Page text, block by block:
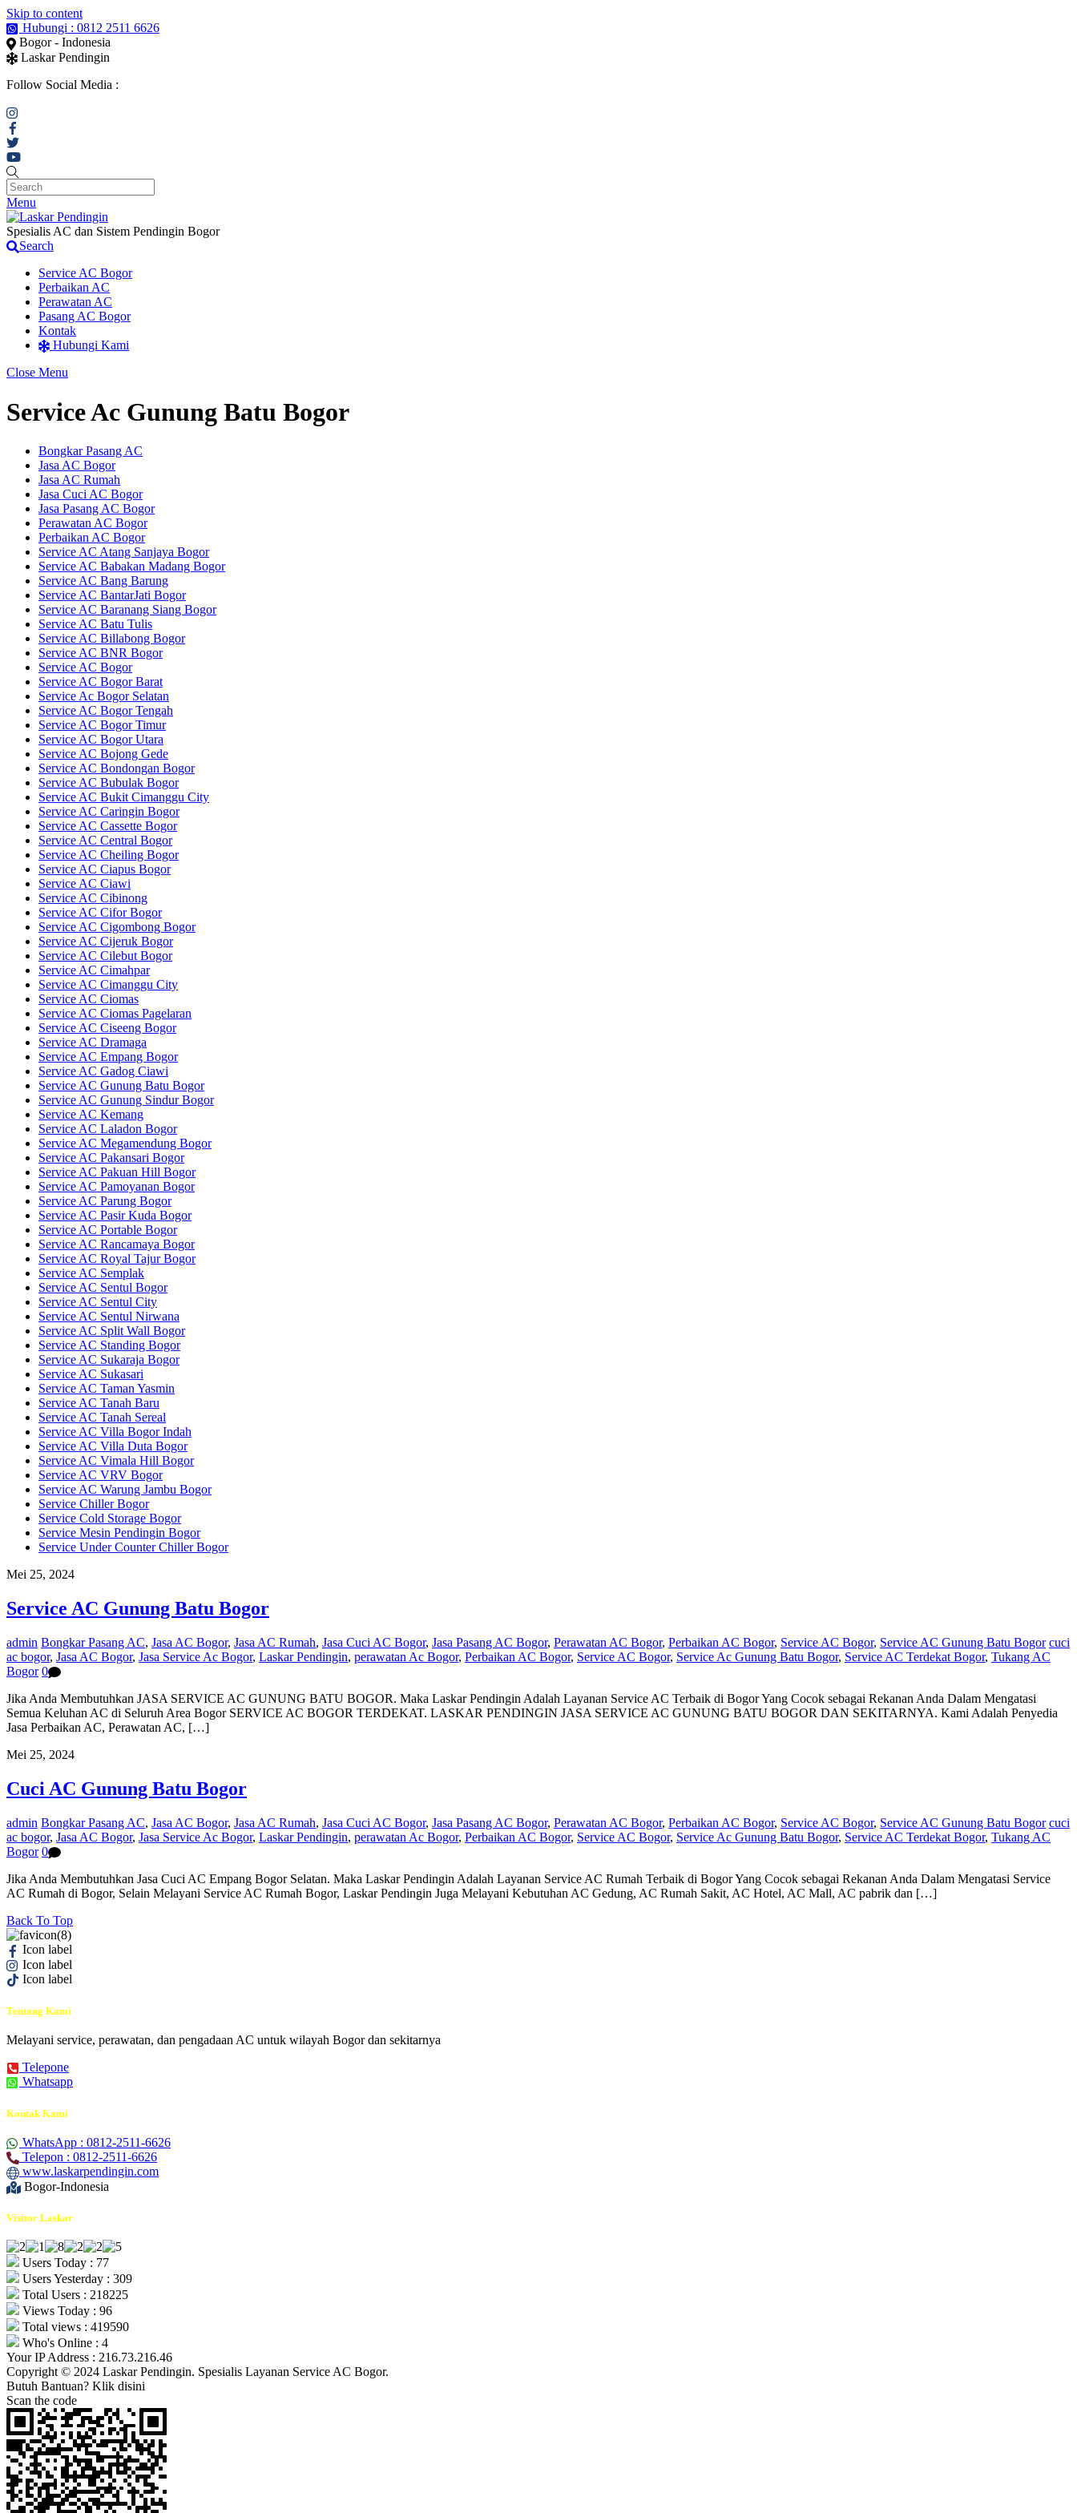
Skip to content
Hubungi : 0812 2511 6626
Bogor - Indonesia
Laskar Pendingin
Follow Social Media :
Menu
Spesialis AC dan Sistem Pendingin Bogor
Search
Service AC Bogor
Perbaikan AC
Perawatan AC
Pasang AC Bogor
Kontak
Hubungi Kami
Close Menu
Service Ac Gunung Batu Bogor
Bongkar Pasang AC
Jasa AC Bogor
Jasa AC Rumah
Jasa Cuci AC Bogor
Jasa Pasang AC Bogor
Perawatan AC Bogor
Perbaikan AC Bogor
Service AC Atang Sanjaya Bogor
Service AC Babakan Madang Bogor
Service AC Bang Barung
Service AC BantarJati Bogor
Service AC Baranang Siang Bogor
Service AC Batu Tulis
Service AC Billabong Bogor
Service AC BNR Bogor
Service AC Bogor
Service AC Bogor Barat
Service Ac Bogor Selatan
Service AC Bogor Tengah
Service AC Bogor Timur
Service AC Bogor Utara
Service AC Bojong Gede
Service AC Bondongan Bogor
Service AC Bubulak Bogor
Service AC Bukit Cimanggu City
Service AC Caringin Bogor
Service AC Cassette Bogor
Service AC Central Bogor
Service AC Cheiling Bogor
Service AC Ciapus Bogor
Service AC Ciawi
Service AC Cibinong
Service AC Cifor Bogor
Service AC Cigombong Bogor
Service AC Cijeruk Bogor
Service AC Cilebut Bogor
Service AC Cimahpar
Service AC Cimanggu City
Service AC Ciomas
Service AC Ciomas Pagelaran
Service AC Ciseeng Bogor
Service AC Dramaga
Service AC Empang Bogor
Service AC Gadog Ciawi
Service AC Gunung Batu Bogor
Service AC Gunung Sindur Bogor
Service AC Kemang
Service AC Laladon Bogor
Service AC Megamendung Bogor
Service AC Pakansari Bogor
Service AC Pakuan Hill Bogor
Service AC Pamoyanan Bogor
Service AC Parung Bogor
Service AC Pasir Kuda Bogor
Service AC Portable Bogor
Service AC Rancamaya Bogor
Service AC Royal Tajur Bogor
Service AC Semplak
Service AC Sentul Bogor
Service AC Sentul City
Service AC Sentul Nirwana
Service AC Split Wall Bogor
Service AC Standing Bogor
Service AC Sukaraja Bogor
Service AC Sukasari
Service AC Taman Yasmin
Service AC Tanah Baru
Service AC Tanah Sereal
Service AC Villa Bogor Indah
Service AC Villa Duta Bogor
Service AC Vimala Hill Bogor
Service AC VRV Bogor
Service AC Warung Jambu Bogor
Service Chiller Bogor
Service Cold Storage Bogor
Service Mesin Pendingin Bogor
Service Under Counter Chiller Bogor
Mei 25, 2024
Service AC Gunung Batu Bogor
admin Bongkar Pasang AC, Jasa AC Bogor, Jasa AC Rumah, Jasa Cuci AC Bogor, Jasa Pasang AC Bogor, Perawatan AC Bogor, Perbaikan AC Bogor, Service AC Bogor, Service AC Gunung Batu Bogor cuci
ac bogor, Jasa AC Bogor, Jasa Service Ac Bogor, Laskar Pendingin, perawatan Ac Bogor, Perbaikan AC Bogor, Service AC Bogor, Service Ac Gunung Batu Bogor, Service AC Terdekat Bogor, Tukang AC
Bogor 0
Jika Anda Membutuhkan JASA SERVICE AC GUNUNG BATU BOGOR. Maka Laskar Pendingin Adalah Layanan Service AC Terbaik di Bogor Yang Cocok sebagai Rekanan Anda Dalam Mengatasi
Semua Keluhan AC di Seluruh Area Bogor SERVICE AC BOGOR TERDEKAT. LASKAR PENDINGIN JASA SERVICE AC GUNUNG BATU BOGOR DAN SEKITARNYA. Kami Adalah Penyedia
Jasa Perbaikan AC, Perawatan AC, […]
Mei 25, 2024
Cuci AC Gunung Batu Bogor
admin Bongkar Pasang AC, Jasa AC Bogor, Jasa AC Rumah, Jasa Cuci AC Bogor, Jasa Pasang AC Bogor, Perawatan AC Bogor, Perbaikan AC Bogor, Service AC Bogor, Service AC Gunung Batu Bogor cuci
ac bogor, Jasa AC Bogor, Jasa Service Ac Bogor, Laskar Pendingin, perawatan Ac Bogor, Perbaikan AC Bogor, Service AC Bogor, Service Ac Gunung Batu Bogor, Service AC Terdekat Bogor, Tukang AC
Bogor 0
Jika Anda Membutuhkan Jasa Cuci AC Empang Bogor Selatan. Maka Laskar Pendingin Adalah Layanan Service AC Rumah Terbaik di Bogor Yang Cocok sebagai Rekanan Anda Dalam Mengatasi Service
AC Rumah di Bogor, Selain Melayani Service AC Rumah Bogor, Laskar Pendingin Juga Melayani Kebutuhan AC Gedung, AC Rumah Sakit, AC Hotel, AC Mall, AC pabrik dan […]
Back To Top
Icon label
Icon label
Icon label
Tentang Kami
Melayani service, perawatan, dan pengadaan AC untuk wilayah Bogor dan sekitarnya
Telepone
Whatsapp
Kontak Kami
WhatsApp : 0812-2511-6626
Telepon : 0812-2511-6626
www.laskarpendingin.com
Bogor-Indonesia
Visitor Laskar
Users Today : 77
Users Yesterday : 309
Total Users : 218225
Views Today : 96
Total views : 419590
Who's Online : 4
Your IP Address : 216.73.216.46
Copyright © 2024 Laskar Pendingin. Spesialis Layanan Service AC Bogor.
Butuh Bantuan? Klik disini
Scan the code